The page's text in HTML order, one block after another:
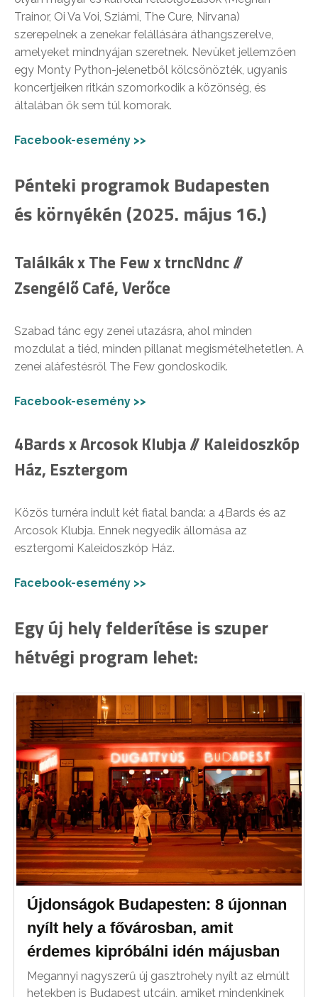
Trainor, Oi Va Voi, Sziámi, The Cure, Nirvana)
szerepelnek a zenekar felállására áthangszerelve,
amelyeket mindnyájan szeretnek. Nevüket jellemzően
egy Monty Python-jelenetből kölcsönözték, ugyanis
koncertjeiken ritkán szomorkodik a közönség, és
általában ők sem túl komorak.
Facebook-esemény >>
Pénteki programok Budapesten
és környékén (2025. május 16.)
Találkák x The Few x trncNdnc //
Zsengélő Café, Verőce
Szabad tánc egy zenei utazásra, ahol minden
mozdulat a tiéd, minden pillanat megismételhetetlen. A
zenei aláfestésről The Few gondoskodik.
Facebook-esemény >>
4Bards x Arcosok Klubja // Kaleidoszkóp
Ház, Esztergom
Közös turnéra indult két fiatal banda: a 4Bards és az
Arcosok Klubja. Ennek negyedik állomása az
esztergomi Kaleidoszkóp Ház.
Facebook-esemény >>
Egy új hely felderítése is szuper
hétvégi program lehet:
Újdonságok Budapesten: 8 újonnan
nyílt hely a fővárosban, amit
érdemes kipróbálni idén májusban
Megannyi nagyszerű új gasztrohely nyílt az elmúlt
hetekben is Budapest utcáin, amiket mindenkinek